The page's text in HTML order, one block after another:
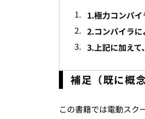
1.極力コンパ
2.コンパイラ
3.上記に加え
補足（既に概
この書籍では電動スク